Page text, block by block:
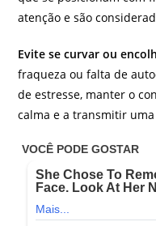
atenção e são
Evite se curvar ou
fraqueza ou falta de
de estresse, manter o
calma e a transmitir